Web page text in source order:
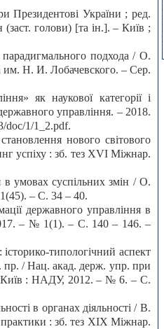
Президентові України ; ред.
голови) [та ін.]. – Київ ;
подхода / О.
им. Н. И. Лобачевского. – Сер.
як наукової категорії і
управління. – 2018.
doc/1/1_2.pdf.
нового світового
успіху : зб. тез ХVІ Міжнар.
в умовах суспільних змін / О.
– С. 34 – 40.
державного управління в
– № 1(1). – С. 140 – 146. –
типологічний аспект
пр. / Нац. акад. держ. упр. при
Київ : НАДУ, 2012. – № 6. – С.
в органах діяльності / В.
: зб. тез ХІХ Міжнар.